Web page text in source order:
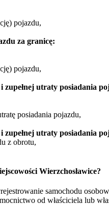
pojazdu,
za granicę:
pojazdu,
utraty posiadania
posiadania pojazdu,
utraty posiadania
z obrotu,
Wierzchosławice?
samochodu
od właściciela lub